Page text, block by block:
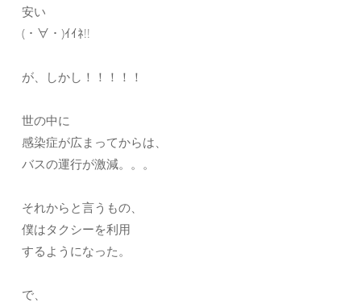
安い
(・∀・)ｲｲﾈ!!
が、しかし！！！！！
世の中に
感染症が広まってからは、
バスの運行が激減。。。
それからと言うもの、
僕はタクシーを利用
するようになった。
で、